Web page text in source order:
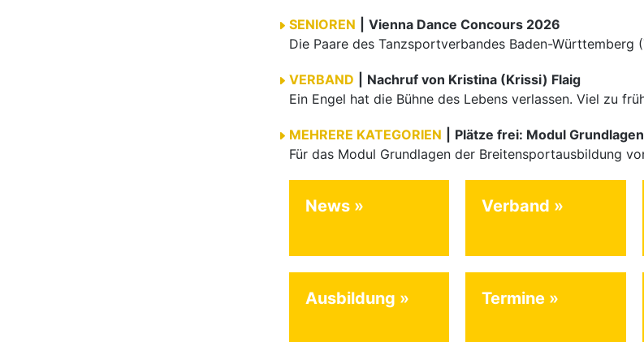
SENIOREN
Vienna Dance Concours 2026
VERBAND
Nachruf von Kristina (Krissi) Flaig
MEHRERE KATEGORIEN
Plätze frei: Modul Grundlagen
News Verband
Ausbildung Termine